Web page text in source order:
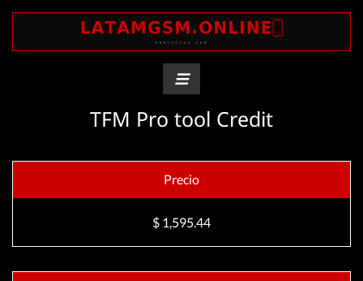
TFM Pro tool Credit
Precio
$ 1,595.44